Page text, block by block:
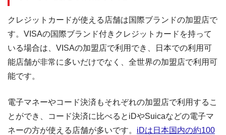
クレジットカードが使える店舗は国際ブランドの加盟店で
す。VISAの国際ブランド付きクレジットカードを持って
いる場合は、VISAの加盟店で利用でき、日本での利用可
能店舗が非常に多いだけでなく、全世界の加盟店で利用可
能です。
電子マネーやコード決済もそれぞれの加盟店で利用するこ
とができ、コード決済に比べるとiDやSuicaなどの電子マ
ネーの方が使える店舗が多いです。 iDは日本国内の約100